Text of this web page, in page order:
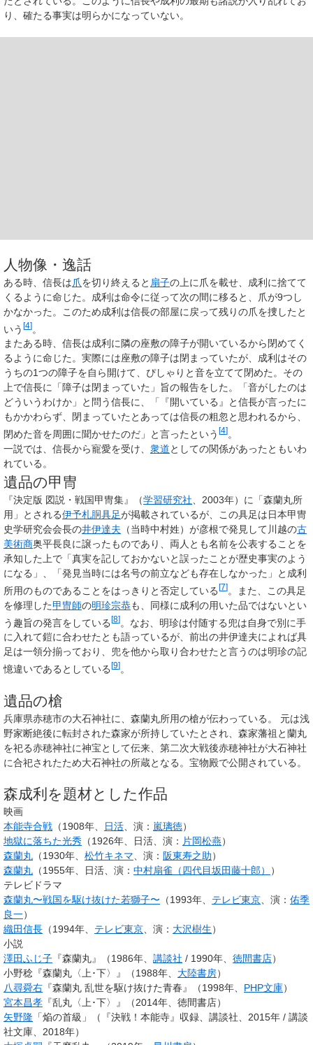
り、確たる事実は明らかになっていない。
人物像・逸話
ある時、信長は爪を切り終えると 扇子の上に爪を載せ、成利に捨てて
くるように命じた。成利は命令に従って次の間に移ると、爪が9つし
かなかった。このため成利は信長の部屋に戻って残りの爪を捜したと
いう [4]。
またある時、信長は成利に隣の座敷の障子が開いているから閉めてく
るように命じた。実際には座敷の障子は閉まっていたが、成利はその
うちの1つの障子を自ら開けて、ぴしゃりと音を立てて閉めた。その
上で信長に「障子は閉まっていた」旨の報告をした。「音がしたのは
どういうわけか」と問う信長に、「『開いている』と信長が言ったに
もかかわらず、閉まっていたとあっては信長の粗忽と思われるから、
閉めた音を周囲に聞かせたのだ」と言ったという [4] 。
一説では、信長から寵愛を受け、 衆道としての関係があったともいわ
れている。
遺品の甲冑
『決定版 図説・戦国甲冑集』（学習研究社 、2003年）に「森蘭丸所
用」とされる伊予札胴具足が掲載されているが、この具足は日本甲冑
史学研究会会長の井伊達夫 （当時中村姓）が彦根で発見して川越の古
美術商奥平長良に譲ったものであり、両人とも名前を公表することを
承知した上で「真実を記しておかないと誤ったことが歴史事実のよう
になる」、「発見当時には名号の前立なども存在しなかった」と成利
所用のものであることをはっきりと否定している [7] 。また、この具足
を修理した甲冑師の明珍宗恭も、同様に成利の用いた品ではないとい
う趣旨の発言をしている[8]。なお、明珍は付随する兜は自身で別に手
に入れて鎧に合わせたとも語っているが、前出の井伊達夫によれば具
足は一領分揃っており、兜を他から取り合わせたと言うのは明珍の記
憶違いであるとしている [9] 。
遺品の槍
兵庫県赤穂市の大石神社に、森蘭丸所用の槍が伝わっている。 元は浅
野家断絶後に転封された森家が所持していたとされ、森家藩祖と蘭丸
を祀る赤穂神社に神宝として伝来、第二次大戦後赤穂神社が大石神社
に合祀されたため大石神社の所蔵となる。宝物殿で公開されている。
森成利を題材とした作品
映画
本能寺合戦 （1908年、 日活、演： 嵐璃徳）
地獄に落ちた光秀 （1926年、日活、演： 片岡松燕）
森蘭丸 （1930年、 松竹キネマ、演： 阪東寿之助）
森蘭丸 （1955年、日活、演： 中村扇雀（四代目坂田藤十郎）
）
テレビドラマ
森蘭丸〜戦国を駆け抜けた若獅子〜 （1993年、 テレビ東京、演： 佑季
良一）
織田信長 （1994年、 テレビ東京、演： 大沢樹生）
小説
澤田ふじ子 『森蘭丸』（1986年、 講談社 / 1990年、 徳間書店）
小野稔『森蘭丸〈上･下〉』（1988年、 大陸書房）
八尋舜右 『森蘭丸 乱世を駆け抜けた青春』（1998年、 PHP文庫）
宮本昌孝 『乱丸〈上･下〉』（2014年、徳間書店）
矢野隆 「焔の首級」（『決戦！本能寺』収録、講談社、2015年 / 講談
社文庫、2018年）